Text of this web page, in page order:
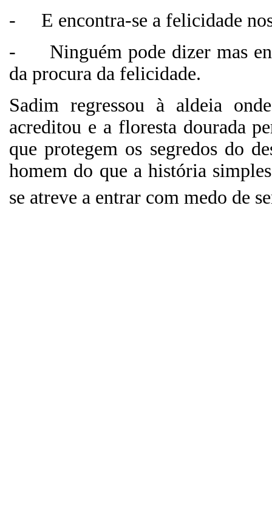
-
E encontra-se a felicidade
-
Ninguém pode dizer mas
da procura da felicidade.
Sadim regressou à aldeia
acreditou e a floresta dourada
que protegem os segredos do
homem do que a história
se atreve a entrar com medo de